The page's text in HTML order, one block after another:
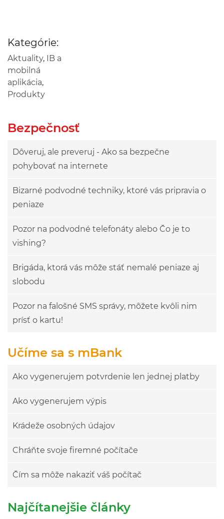
Kategórie:
Aktuality, IB a
mobilná
aplikácia,
Produkty
Bezpečnosť
Dôveruj, ale preveruj - Ako sa bezpečne
pohybovať na internete
Bizarné podvodné techniky, ktoré vás pripravia o
peniaze
Pozor na podvodné telefonáty alebo Čo je to
vishing?
Brigáda, ktorá vás môže stáť nemalé peniaze aj
slobodu
Pozor na falošné SMS správy, môžete kvôli nim
prísť o kartu!
Učíme sa s mBank
Ako vygenerujem potvrdenie len jednej platby
Ako vygenerujem výpis
Krádeže osobných údajov
Chráňte svoje firemné počítače
Čím sa môže nakaziť váš počítač
Najčítanejšie články